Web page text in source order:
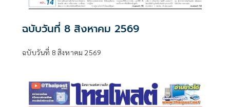
ฉบับวันที่ 8 สิงหาคม 2569
ฉบับวันที่ 8 สิงหาคม 2569